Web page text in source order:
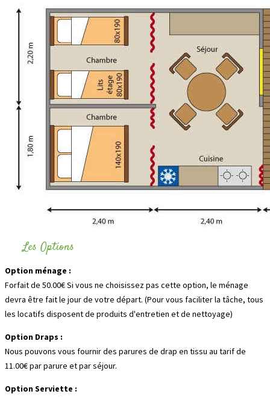
Les Options
Option ménage :
Forfait de 50.00€ Si vous ne choisissez pas cette option, le ménage
devra être fait le jour de votre départ. (Pour vous faciliter la tâche, tous
les locatifs disposent de produits d'entretien et de nettoyage)
Option Draps :
Nous pouvons vous fournir des parures de drap en tissu au tarif de
11.00€ par parure et par séjour.
Option Serviette :